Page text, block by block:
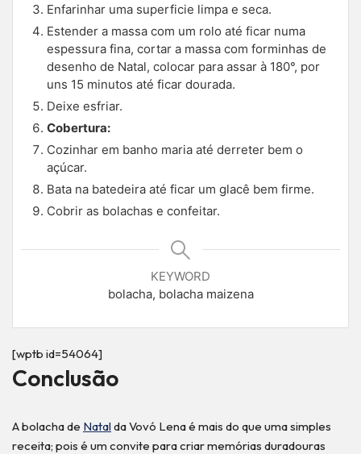
Enfarinhar uma superficie limpa e seca.
Estender a massa com um rolo até ficar numa
espessura fina, cortar a massa com forminhas de
desenho de Natal, colocar para assar à 180°, por
uns 15 minutos até ficar dourada.
Deixe esfriar.
Cobertura:
Cozinhar em banho maria até derreter bem o
açúcar.
Bata na batedeira até ficar um glacê bem firme.
Cobrir as bolachas e confeitar.
KEYWORD
bolacha, bolacha maizena
[wptb id=54064]
Conclusão
A bolacha de Natalda Vovó Lena é mais do que uma simples
receita; pois é um convite para criar memórias duradouras